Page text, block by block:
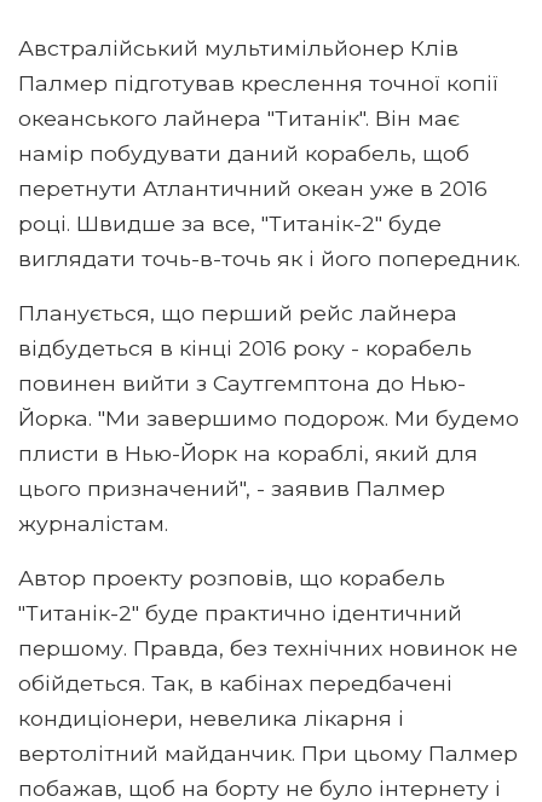
Австралійський мультимільйонер Клів
Палмер підготував креслення точної копії
океанського лайнера "Титанік". Він має
намір побудувати даний корабель, щоб
перетнути Атлантичний океан уже в 2016
році. Швидше за все, "Титанік-2" буде
виглядати точь-в-точь як і його попередник.
Планується, що перший рейс лайнера
відбудеться в кінці 2016 року - корабель
повинен вийти з Саутгемптона до Нью-
Йорка. "Ми завершимо подорож. Ми будемо
плисти в Нью-Йорк на кораблі, який для
цього призначений", - заявив Палмер
журналістам.
Автор проекту розповів, що корабель
"Титанік-2" буде практично ідентичний
першому. Правда, без технічних новинок не
обійдеться. Так, в кабінах передбачені
кондиціонери, невелика лікарня і
вертолітний майданчик. При цьому Палмер
побажав, щоб на борту не було інтернету і